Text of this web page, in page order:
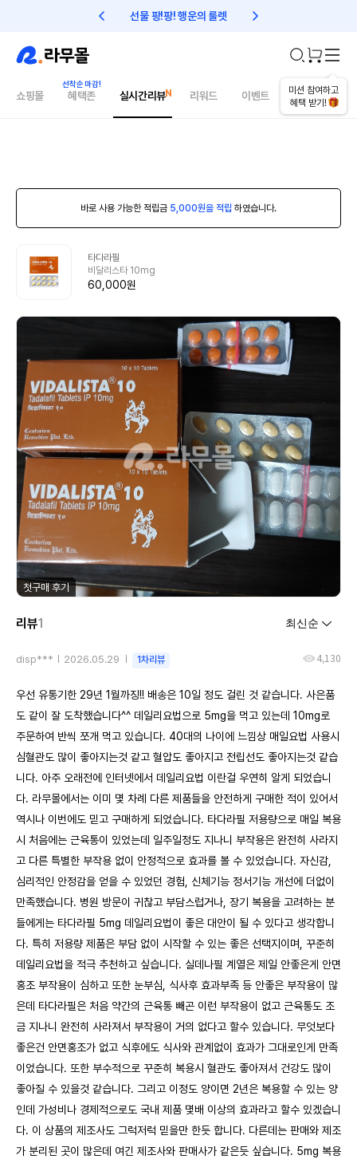
선물 팡!팡! 행운의 룰렛 친구초대 1만원 리워드!
미션 참여하고
혜택 받기!
쇼핑몰 혜택존 실시간리뷰 리워드 이벤트 건강매거진
바로 사용 가능한 적립금 5,000원을 적립 하였습니다.
타다라필
비달리스타 10mg
60,000원
첫구매 후기
리뷰1
disp*** 2026.05.29 1차리뷰 4,130
우선 유통기한 29년 1월까징!! 배송은 10일 정도 걸린 것 같습니다. 사은품
도 같이 잘 도착했습니다^^ 데일리요법으로 5mg을 먹고 있는데 10mg로
주문하여 반씩 쪼개 먹고 있습니다. 40대의 나이에 느낌상 매일요법 사용시
심혈관도 많이 좋아지는것 같고 혈압도 좋아지고 전립선도 좋아지는것 같습
니다. 아주 오래전에 인터넷에서 데일리요법 이란걸 우연히 알게 되었습니
다. 라무몰에서는 이미 몇 차례 다른 제품들을 안전하게 구매한 적이 있어서
역시나 이번에도 믿고 구매하게 되었습니다. 타다라필 저용량으로 매일 복용
시 처음에는 근육통이 있었는데 일주일정도 지나니 부작용은 완전히 사라지
고 다른 특별한 부작용 없이 안정적으로 효과를 볼 수 있었습니다. 자신감,
심리적인 안정감을 얻을 수 있었던 경험, 신체기능 정서기능 개선에 더없이
만족했습니다. 병원 방문이 귀찮고 부담스럽거나, 장기 복용을 고려하는 분
들에게는 타다라필 5mg 데일리요법이 좋은 대안이 될 수 있다고 생각합니
다. 특히 저용량 제품은 부담 없이 시작할 수 있는 좋은 선택지이며, 꾸준히
데일리요법을 적극 추천하고 싶습니다. 실데나필 계열은 제일 안좋은게 안면
홍조 부작용이 심하고 또한 눈부심, 식사후 효과부족 등 안좋은 부작용이 많
은데 타다라필은 처음 약간의 근육통 빼곤 이런 부작용이 없고 근육통도 조
금 지나니 완전히 사라져서 부작용이 거의 없다고 할수 있습니다. 무엇보다
좋은건 안면홍조가 없고 식후에도 식사와 관계없이 효과가 그대로인게 만족
이었습니다. 또한 부수적으로 꾸준히 복용시 혈관도 좋아져서 건강도 많이
좋아질 수 있을것 같습니다. 그리고 이정도 양이면 2년은 복용할 수 있는 양
인데 가성비나 경제적으로도 국내 제품 몇배 이상의 효과라고 할수 있겠습니
다. 이 상품의 제조사도 그럭저럭 믿을만 한듯 합니다. 다른데는 판매와 제조
가 분리된 곳이 많은데 여긴 제조사와 판매사가 같은듯 싶습니다. 5mg 복용